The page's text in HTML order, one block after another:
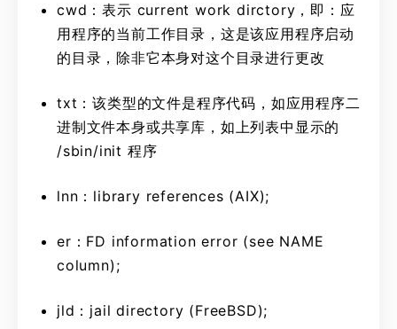
cwd：表示 current work dirctory，即：应
用程序的当前工作目录，这是该应用程序启动
的目录，除非它本身对这个目录进行更改
txt：该类型的文件是程序代码，如应用程序二
进制文件本身或共享库，如上列表中显示的
/sbin/init 程序
lnn：library references (AIX);
er：FD information error (see NAME
column);
jld：jail directory (FreeBSD);